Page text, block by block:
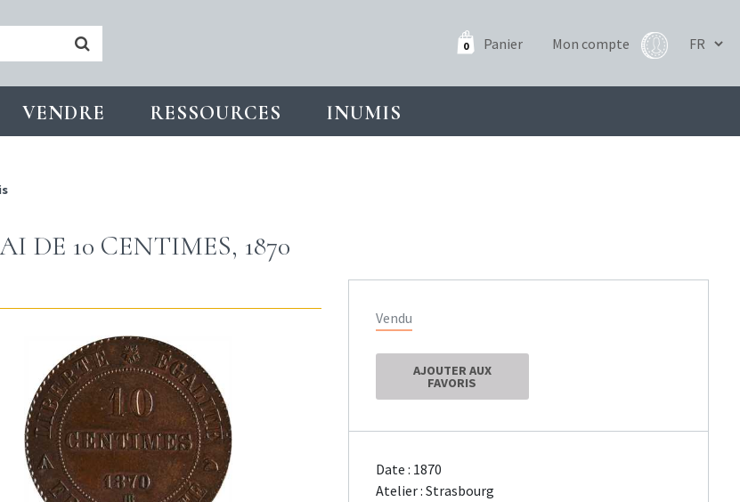
0 Panier Mon compte
VENDRE RESSOURCES INUMIS
DE 10 CENTIMES, 1870
Vendu
AJOUTER AUX
FAVORIS
Date : 1870
Atelier : Strasbourg